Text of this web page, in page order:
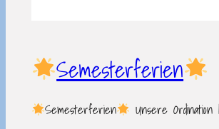
Semesterferien
Semesterferien Unsere